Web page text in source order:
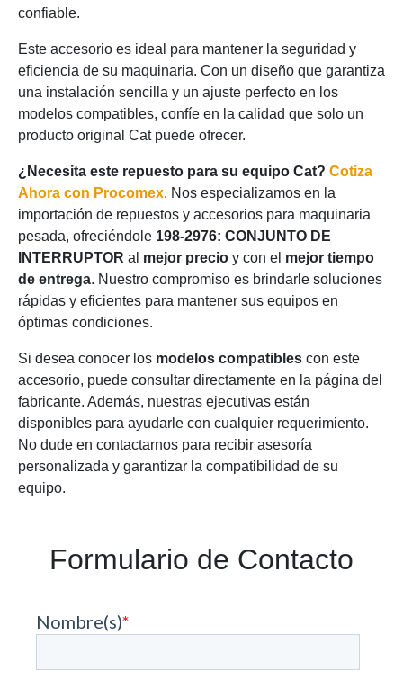
confiable.
Este accesorio es ideal para mantener la seguridad y
eficiencia de su maquinaria. Con un diseño que garantiza
una instalación sencilla y un ajuste perfecto en los
modelos compatibles, confíe en la calidad que solo un
producto original Cat puede ofrecer.
¿Necesita este repuesto para su equipo Cat? Cotiza
Ahora con Procomex. Nos especializamos en la
importación de repuestos y accesorios para maquinaria
pesada, ofreciéndole 198-2976: CONJUNTO DE
INTERRUPTOR al mejor precio y con el mejor tiempo
de entrega. Nuestro compromiso es brindarle soluciones
rápidas y eficientes para mantener sus equipos en
óptimas condiciones.
Si desea conocer los modelos compatibles con este
accesorio, puede consultar directamente en la página del
fabricante. Además, nuestras ejecutivas están
disponibles para ayudarle con cualquier requerimiento.
No dude en contactarnos para recibir asesoría
personalizada y garantizar la compatibilidad de su
equipo.
Formulario de Contacto